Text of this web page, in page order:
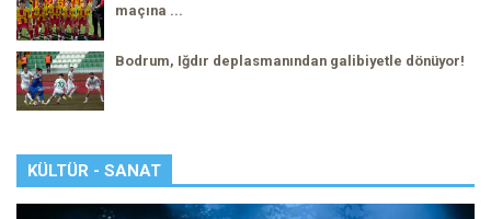
maçına ...
Bodrum, Iğdır deplasmanından galibiyetle dönüyor!
KÜLTÜR - SANAT